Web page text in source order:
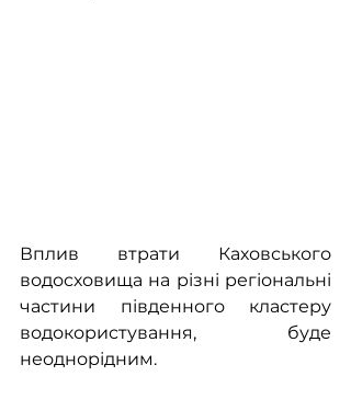
Вплив втрати Каховського
водосховища на різні регіональні
частини південного кластеру
водокористування, буде
неоднорідним.